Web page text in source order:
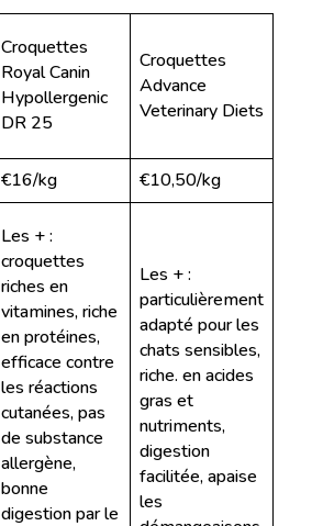
Croquettes
Royal Canin
Hypollergenic
DR 25
Croquettes
Advance
Veterinary Diets
€16/kg
€10,50/kg
Les + :
croquettes
riches en
vitamines, riche
en protéines,
efficace contre
les réactions
cutanées, pas
de substance
allergène,
bonne
digestion par le
Les + :
particulièrement
adapté pour les
chats sensibles,
riche. en acides
gras et
nutriments,
digestion
facilitée, apaise
les